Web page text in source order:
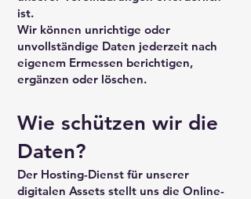
ist.
Wir können unrichtige oder
unvollständige Daten jederzeit nach
eigenem Ermessen berichtigen,
ergänzen oder löschen.
Wie schützen wir die
Daten?
Der Hosting-Dienst für unserer
digitalen Assets stellt uns die Online-